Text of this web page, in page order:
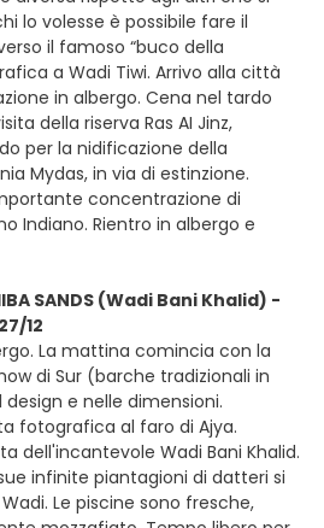
lo volesse è possibile fare il
il famoso “buco della
a Wadi Tiwi. Arrivo alla città
in albergo. Cena nel tardo
della riserva Ras AI Jinz,
per la nidificazione della
Mydas, in via di estinzione.
concentrazione di
Indiano. Rientro in albergo e
SANDS (Wadi Bani Khalid) -
12
La mattina comincia con la
di Sur (barche tradizionali in
e nelle dimensioni.
fotografica al faro di Ajya.
dell'incantevole Wadi Bani Khalid.
infinite piantagioni di datteri si
Le piscine sono fresche,